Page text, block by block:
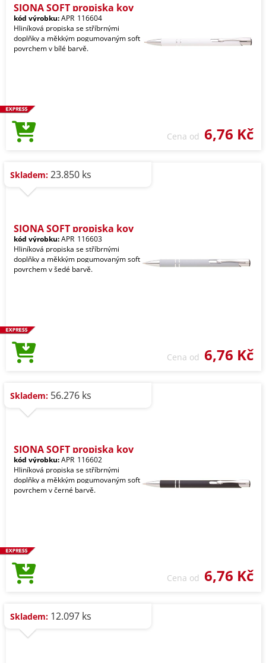
SIONA SOFT propiska kov
kód výrobku:APR_116604
Hliníková propiska se stříbrnými
doplňky a měkkým pogumovaným soft
povrchem v bílé barvě.
Cena od 6,76 Kč
Skladem: 23.850 ks
SIONA SOFT propiska kov
kód výrobku:APR_116603
Hliníková propiska se stříbrnými
doplňky a měkkým pogumovaným soft
povrchem v šedé barvě.
Cena od 6,76 Kč
Skladem: 56.276 ks
SIONA SOFT propiska kov
kód výrobku:APR_116602
Hliníková propiska se stříbrnými
doplňky a měkkým pogumovaným soft
povrchem v černé barvě.
Cena od 6,76 Kč
Skladem: 12.097 ks